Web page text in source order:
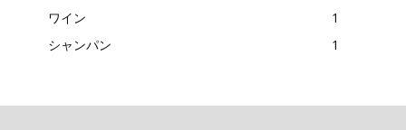
ワイン
1
シャンパン
1